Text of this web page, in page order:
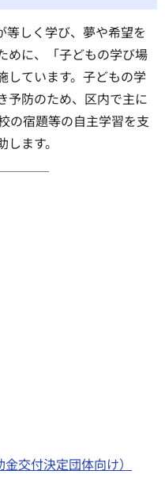
等しく学び、夢や希望を
めに、「子どもの学び場
しています。子どもの学
予防のため、区内で主に
の宿題等の自主学習を支
ます。
交付決定団体向け）